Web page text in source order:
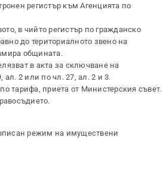
регистър към Агенцията по
в чийто регистър по гражданско
до териториалното звено на
общината.
в акта за сключване на
ал. 2 или по чл. 27, ал. 2 и 3.
тарифа, приета от Министерския съвет.
режим на имуществени